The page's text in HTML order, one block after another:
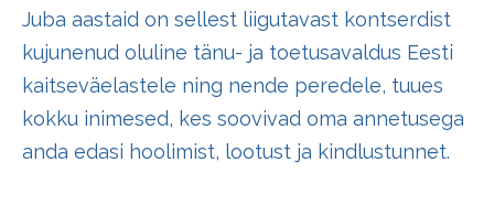
Juba aastaid on sellest liigutavast kontserdist
kujunenud oluline tänu- ja toetusavaldus Eesti
kaitseväelastele ning nende peredele, tuues
kokku inimesed, kes soovivad oma annetusega
anda edasi hoolimist, lootust ja kindlustunnet.